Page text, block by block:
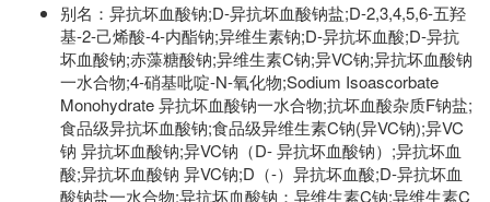
别名： 异抗坏血酸钠;D-异抗坏血酸钠盐;D-2,3,4,5,6-五羟
基-2-己烯酸-4-内酯钠;异维生素钠;D-异抗坏血酸;D-异抗
坏血酸钠;赤藻糖酸钠;异维生素C钠;异VC钠;异抗坏血酸钠
一水合物;4-硝基吡啶-N-氧化物;Sodium Isoascorbate
Monohydrate 异抗坏血酸钠一水合物;抗坏血酸杂质F钠盐;
食品级异抗坏血酸钠;食品级异维生素C钠(异VC钠);异VC
钠 异抗坏血酸钠;异VC钠（D- 异抗坏血酸钠）;异抗坏血
酸;异抗坏血酸钠 异VC钠;D（-）异抗坏血酸;D-异抗坏血
酸钠盐一水合物;异抗坏血酸钠：异维生素C钠;异维生素C